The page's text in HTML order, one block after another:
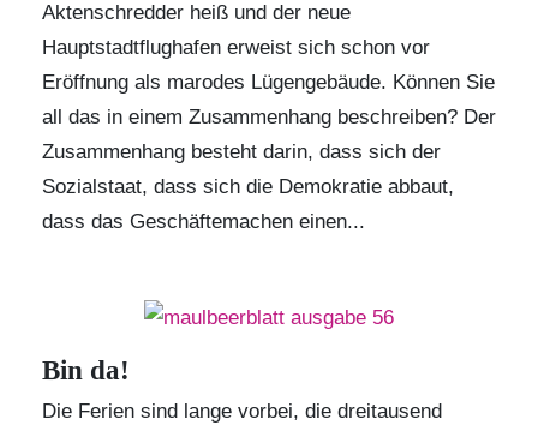
Aktenschredder heiß und der neue
Hauptstadtflughafen erweist sich schon vor
Eröffnung als marodes Lügengebäude. Können Sie
all das in einem Zusammenhang beschreiben? Der
Zusammenhang besteht darin, dass sich der
Sozialstaat, dass sich die Demokratie abbaut,
dass das Geschäftemachen einen...
Bin da!
Die Ferien sind lange vorbei, die dreitausend